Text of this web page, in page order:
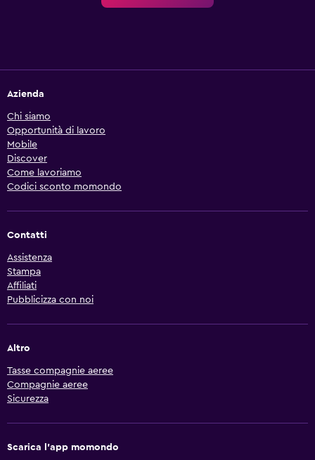
Azienda
Chi siamo
Opportunità di lavoro
Mobile
Discover
Come lavoriamo
Codici sconto momondo
Contatti
Assistenza
Stampa
Affiliati
Pubblicizza con noi
Altro
Tasse compagnie aeree
Compagnie aeree
Sicurezza
Scarica l'app momondo